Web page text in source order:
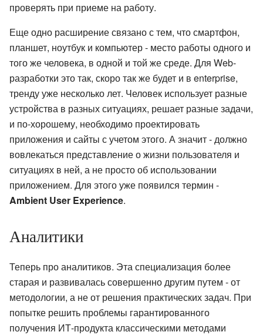
проверять при приеме на работу.
Еще одно расширение связано с тем, что смартфон,
планшет, ноутбук и компьютер - место работы одного и
того же человека, в одной и той же среде. Для Web-
разработки это так, скоро так же будет и в enterprise,
тренду уже несколько лет. Человек использует разные
устройства в разных ситуациях, решает разные задачи,
и по-хорошему, необходимо проектировать
приложения и сайты с учетом этого. А значит - должно
вовлекаться представление о жизни пользователя и
ситуациях в ней, а не просто об использовании
приложением. Для этого уже появился термин -
Ambient User Experience.
Аналитики
Теперь про аналитиков. Эта специализация более
старая и развивалась совершенно другим путем - от
методологии, а не от решения практических задач. При
попытке решить проблемы гарантированного
получения ИТ-продукта классическими методами